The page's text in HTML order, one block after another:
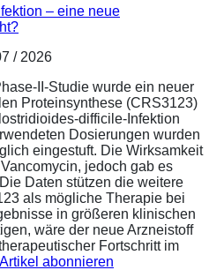
– eine neue
/ 2026
II-Studie wurde ein neuer
Proteinsynthese (CRS3123)
difficile-Infektion
Dosierungen wurden
eingestuft. Die Wirksamkeit
jedoch gab es
Daten stützen die weitere
als mögliche Therapie bei
in größeren klinischen
wäre der neue Arzneistoff
Fortschritt im
abonnieren